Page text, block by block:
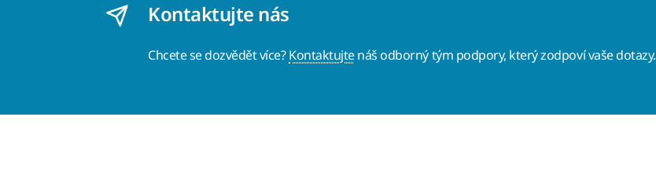
Kontaktujte nás
Chcete se dozvědět více?Kontaktujtenáš odborný tým podpory, který zodpoví vaše dotazy.